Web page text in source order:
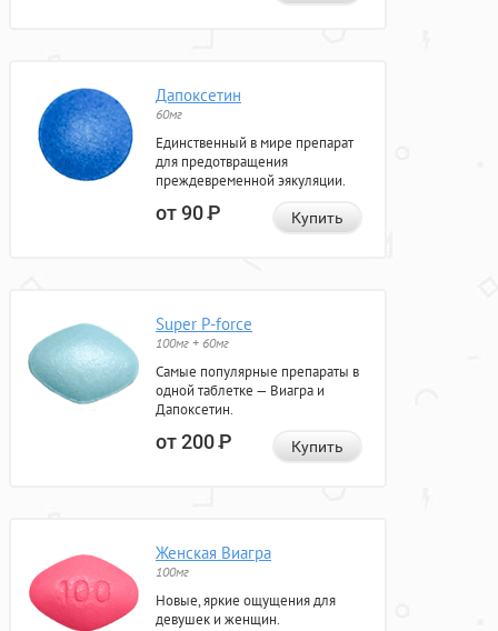
Дапоксетин
60мг
Единственный в мире препарат
для предотвращения
преждевременной эякуляции.
от 90Р Купить
Super P-force
100мг + 60мг
Самые популярные препараты в
одной таблетке — Виагра и
Дапоксетин.
от 200Р Купить
Женская Виагра
100мг
Новые, яркие ощущения для
девушек и женщин.